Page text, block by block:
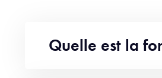
Quelle est la